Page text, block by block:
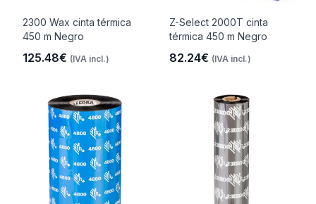
2300 Wax cinta térmica
450 m Negro
125.48€ (IVA incl.)
Z-Select 2000T cinta
térmica 450 m Negro
82.24€ (IVA incl.)